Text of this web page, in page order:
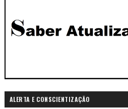
ALERTA E CONSCIENTIZAÇÃO